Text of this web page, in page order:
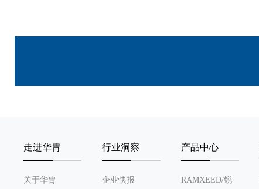
走进华胄
关于华胄
行业洞察
企业快报
产品中心
RAMXEED/锐